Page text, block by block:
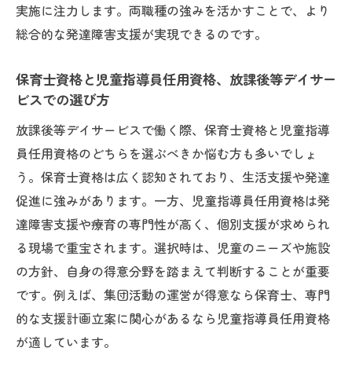
実施に注力します。両職種の強みを活かすことで、より
総合的な発達障害支援が実現できるのです。
保育士資格と児童指導員任用資格、放課後等デイサー
ビスでの選び方
放課後等デイサービスで働く際、保育士資格と児童指導
員任用資格のどちらを選ぶべきか悩む方も多いでしょ
う。保育士資格は広く認知されており、生活支援や発達
促進に強みがあります。一方、児童指導員任用資格は発
達障害支援や療育の専門性が高く、個別支援が求められ
る現場で重宝されます。選択時は、児童のニーズや施設
の方針、自身の得意分野を踏まえて判断することが重要
です。例えば、集団活動の運営が得意なら保育士、専門
的な支援計画立案に関心があるなら児童指導員任用資格
が適しています。